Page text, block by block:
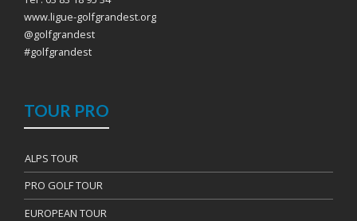
www.ligue-golfgrandest.org
@golfgrandest
#golfgrandest
TOUR PRO
ALPS TOUR
PRO GOLF TOUR
EUROPEAN TOUR